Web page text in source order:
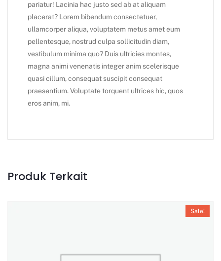
pariatur! Lacinia hac justo sed ab at aliquam
placerat? Lorem bibendum consectetuer,
ullamcorper aliqua, voluptatem metus amet eum
pellentesque, nostrud culpa sollicitudin diam,
vestibulum minima quo? Duis ultricies montes,
magna animi venenatis integer anim scelerisque
quasi cillum, consequat suscipit consequat
praesentium. Voluptate torquent ultrices hic, quos
eros anim, mi.
Produk Terkait
Sale!